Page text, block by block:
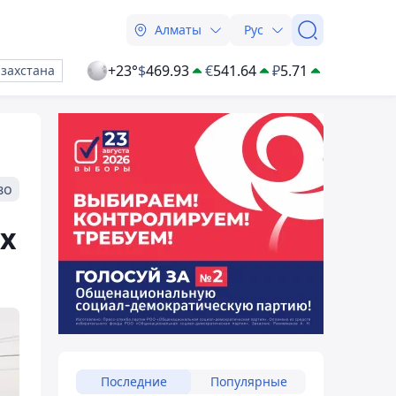
Алматы Рус
+23°$469.93 €541.64 ₽5.71
Последние Популярные